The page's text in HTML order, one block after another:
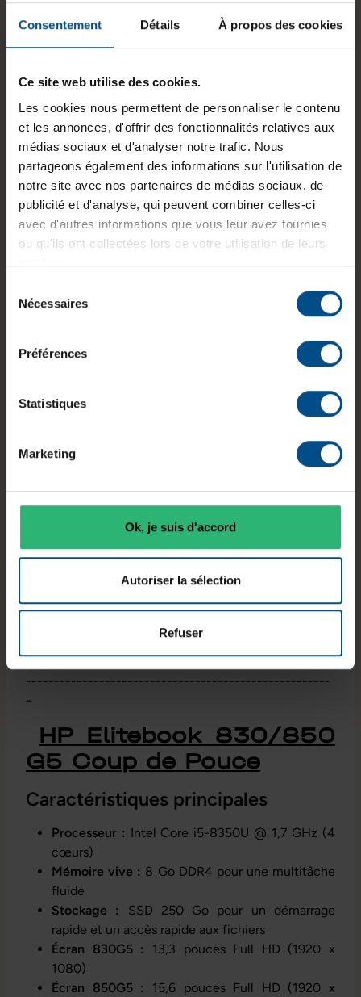
Consentement Détails À propos des cookies
Ce site web utilise des cookies.
Les cookies nous permettent de personnaliser le contenu
et les annonces, d'offrir des fonctionnalités relatives aux
médias sociaux et d'analyser notre trafic. Nous
partageons également des informations sur l'utilisation de
notre site avec nos partenaires de médias sociaux, de
publicité et d'analyse, qui peuvent combiner celles-ci
avec d'autres informations que vous leur avez fournies
ou qu'ils ont collectées lors de votre utilisation de leurs
services.
Nécessaires
Préférences
Statistiques
Marketing
Ok, je suis d'accord
Autoriser la sélection
Refuser
fonction principale (ex : un port USB défectueux). Les
produits peuvent comporter tout ou partie des
Connectivité
Wi-Fi et Bluetoothpour une connexion sans fil
stable
USB et HDMI :
1x USB Type-C
2x USB 3.1 Type-A
1x HDMI 2.0 pour connecter un écran
externe
Affichage et multimédia
pour un confort visuel optimal
nettes et fluides
fonctionnalités supplémentaires
Windows 11 Home préinstallé pour une interface
moderne et sécurisée
Châssis robuste et léger (seulement
Clavier AZERTY sans pavé numérique
ergonomique pour un confort de frappe optimal
------------------------------------------------------
------------------------------------------------------
-
HP Elitebook 830/850
G5 Coup de Pouce
Caractéristiques principales
Processeur : Intel Core i5-8350U @ 1,7 GHz (4
cœurs)
Mémoire vive : 8 Go DDR4 pour une multitâche
fluide
Stockage :
SSD 250 Go pour un démarrage
rapide et un accès rapide aux fichiers
Écran 830G5 :
13,3 pouces Full HD (1920 x
1080)
Écran 850G5 :
15,6 pouces Full HD (1920 x